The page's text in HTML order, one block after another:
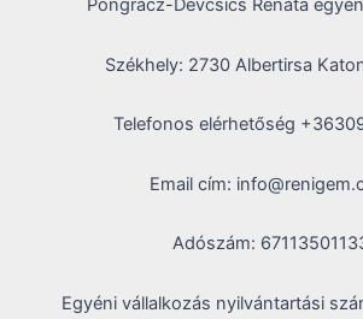
Pongrácz-Devcsics Renáta
Székhely: 2730 Albertirsa
Telefonos elérhetőség
Email cím:
Adószám:
Egyéni vállalkozás nyilvántartási